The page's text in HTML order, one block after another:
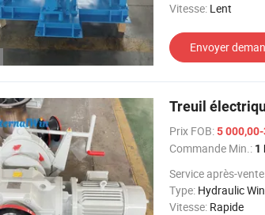
Vitesse: Lent
Envoyer
Treuil
Prix FOB:5
Commande Min.: 1
Service après-
Type: Hydraulic
Vitesse: Rapide